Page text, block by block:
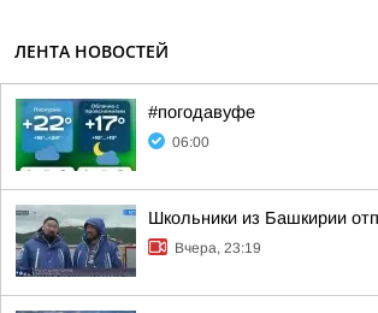
ЛЕНТА НОВОСТЕЙ
#погодавуфе
06:00
Школьники из Башкирии
Вчера, 23:19